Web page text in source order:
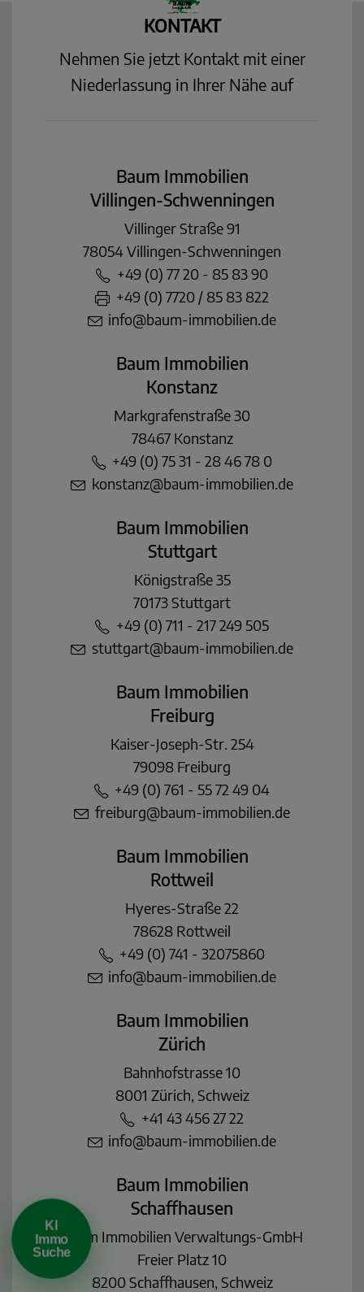
KI
Immo
Suche
Beispiel: Haus in Villingen kaufen Umkreis 25km
KONTAKT
Nehmen Sie jetzt Kontakt mit einer
Niederlassung in Ihrer Nähe auf
Baum Immobilien
Villingen-Schwenningen
Villinger Straße 91
78054 Villingen-Schwenningen
+49 (0) 77 20 - 85 83 90
+49 (0) 7720 / 85 83 822
info@baum-immobilien.de
Baum Immobilien
Konstanz
Markgrafenstraße 30
78467 Konstanz
+49 (0) 75 31 - 28 46 78 0
konstanz@baum-immobilien.de
Baum Immobilien
Stuttgart
Königstraße 35
70173 Stuttgart
+49 (0) 711 - 217 249 505
stuttgart@baum-immobilien.de
Baum Immobilien
Freiburg
Kaiser-Joseph-Str. 254
79098 Freiburg
+49 (0) 761 - 55 72 49 04
freiburg@baum-immobilien.de
Baum Immobilien
Rottweil
Hyeres-Straße 22
78628 Rottweil
+49 (0) 741 - 32075860
info@baum-immobilien.de
Baum Immobilien
Zürich
Bahnhofstrasse 10
8001 Zürich, Schweiz
+41 43 456 27 22
info@baum-immobilien.de
Baum Immobilien
Schaffhausen
Baum Immobilien Verwaltungs-GmbH
Freier Platz 10
8200 Schaffhausen, Schweiz